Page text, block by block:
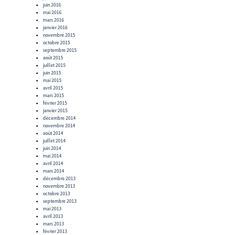
juin 2016
mai 2016
mars 2016
janvier 2016
novembre 2015
octobre 2015
septembre 2015
août 2015
juillet 2015
juin 2015
mai 2015
avril 2015
mars 2015
février 2015
janvier 2015
décembre 2014
novembre 2014
août 2014
juillet 2014
juin 2014
mai 2014
avril 2014
mars 2014
décembre 2013
novembre 2013
octobre 2013
septembre 2013
mai 2013
avril 2013
mars 2013
février 2013